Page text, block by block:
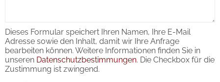
Dieses Formular speichert Ihren Namen, Ihre E-Mail
Adresse sowie den Inhalt, damit wir Ihre Anfrage
bearbeiten können. Weitere Informationen finden Sie in
unseren Datenschutzbestimmungen. Die Checkbox für die
Zustimmung ist zwingend.